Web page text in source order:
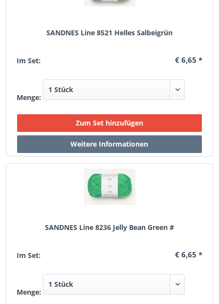
SANDNES Line 8521 Helles Salbeigrün
Im Set: € 6,65 *
Menge:
SANDNES Line 8236 Jelly Bean Green #
Im Set: € 6,65 *
Menge: